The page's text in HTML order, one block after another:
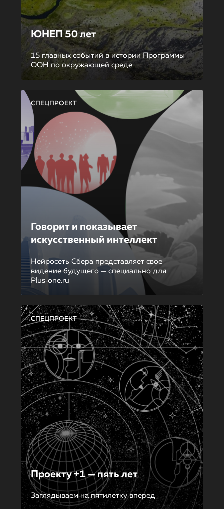
ЮНЕП 50 лет
15 главных событий в истории Программы
ООН по окружающей среде
СПЕЦПРОЕКТ
Говорит и показывает
искусственный интеллект
Нейросеть Сбера представляет свое
видение будущего — специально для
Plus‑one.ru
СПЕЦПРОЕКТ
Проекту +1 — пять лет
Заглядываем на пятилетку вперед